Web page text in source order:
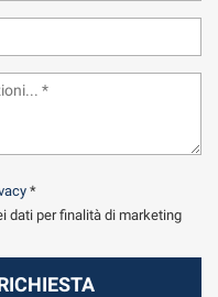
*
dati per finalità di marketing